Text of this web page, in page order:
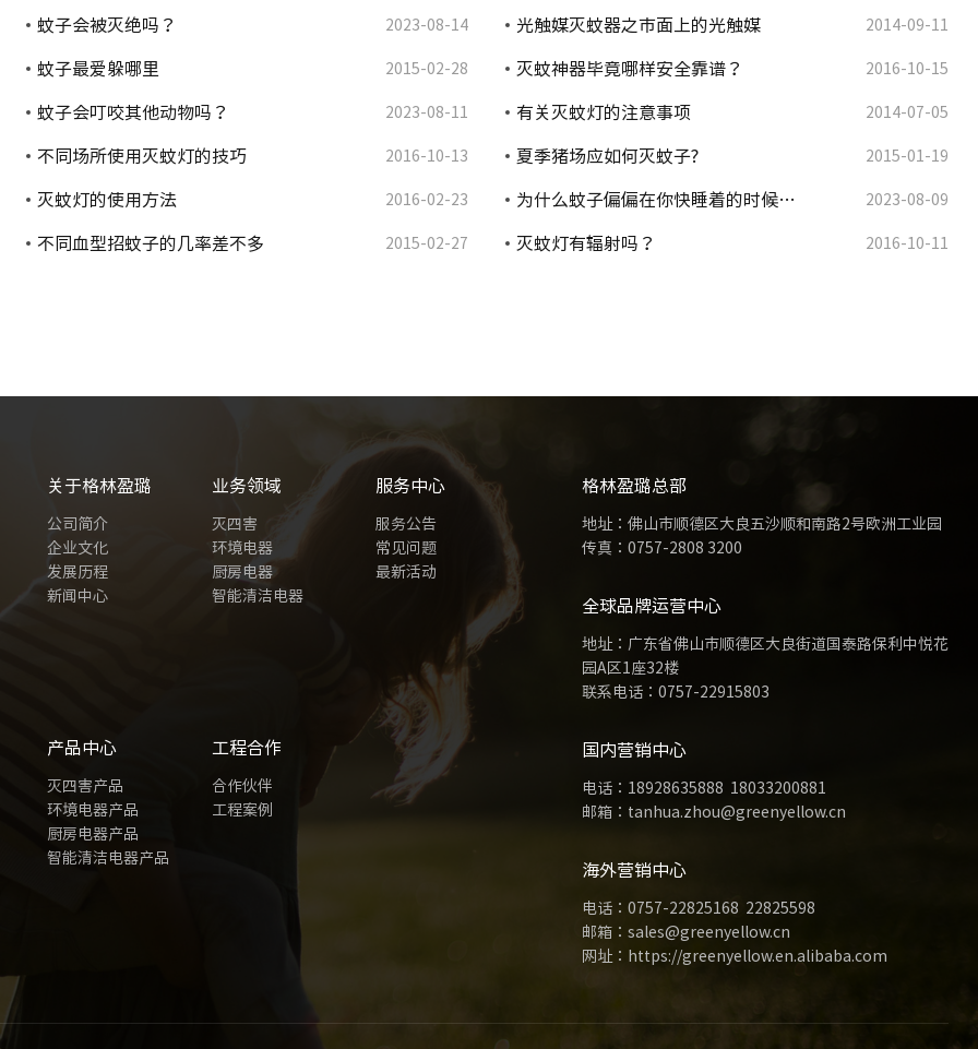
蚊子会被灭绝吗？ 2023-08-14 光触媒灭蚊器之市面上的光触媒 2014-09-11
蚊子最爱躲哪里 2015-02-28 灭蚊神器毕竟哪样安全靠谱？ 2016-10-15
蚊子会叮咬其他动物吗？ 2023-08-11 有关灭蚊灯的注意事项 2014-07-05
不同场所使用灭蚊灯的技巧 2016-10-13 夏季猪场应如何灭蚊子? 2015-01-19
灭蚊灯的使用方法 2016-02-23 为什么蚊子偏偏在你快睡着的时候… 2023-08-09
不同血型招蚊子的几率差不多 2015-02-27 灭蚊灯有辐射吗？ 2016-10-11
关于格林盈璐
公司简介
企业文化
发展历程
新闻中心
业务领域
灭四害
环境电器
厨房电器
智能清洁电器
服务中心
服务公告
常见问题
最新活动
产品中心
灭四害产品
环境电器产品
厨房电器产品
智能清洁电器产品
工程合作
合作伙伴
工程案例
格林盈璐总部
地址：佛山市顺德区大良五沙顺和南路2号欧洲工业园
传真：0757-2808 3200
全球品牌运营中心
地址：广东省佛山市顺德区大良街道国泰路保利中悦花
园A区1座32楼
联系电话：0757-22915803
国内营销中心
电话： 18928635888 18033200881
邮箱：tanhua.zhou@greenyellow.cn
海外营销中心
电话：0757-22825168 22825598
邮箱：sales@greenyellow.cn
网址：https://greenyellow.en.alibaba.com